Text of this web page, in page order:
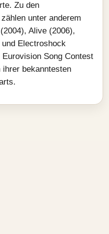
Zu den
unter anderem
Alive (2006),
Electroshock
Song Contest
bekanntesten